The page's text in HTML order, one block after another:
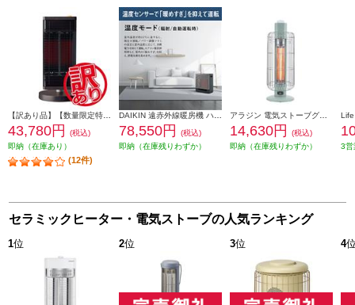
43,780円
(税込)
即納（在庫あり）
(12件)
78,550円
(税込)
即納（在庫残りわずか）
14,630円
(税込)
即納（在庫残りわずか）
3営
セラミックヒーター・電気ストーブの人気ランキング
1位 2位 3位 4